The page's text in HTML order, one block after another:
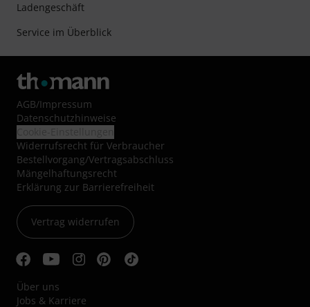
Ladengeschäft
Service im Überblick
AGB/Impressum
Datenschutzhinweise
Widerrufsrecht für Verbraucher
Bestellvorgang/Vertragsabschluss
Mängelhaftungsrecht
Erklärung zur Barrierefreiheit
Vertrag widerrufen
Über uns
Jobs & Karriere